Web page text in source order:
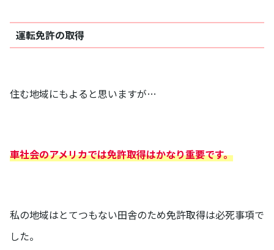
運転免許の取得
住む地域にもよると思いますが…
車社会のアメリカでは免許取得はかなり重要です。
私の地域はとてつもない田舎のため免許取得は必死事項で
した。